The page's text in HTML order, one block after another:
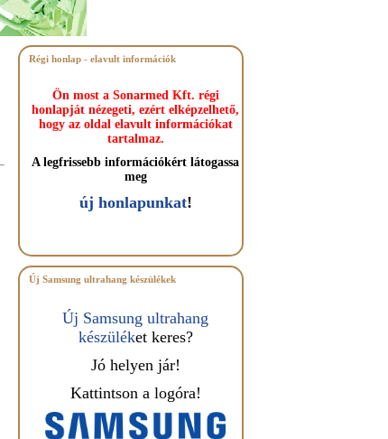
Régi honlap - elavult információk
Ön most a Sonarmed Kft. régi
honlapját nézegeti, ezért elképzelhető,
hogy az oldal elavult információkat
tartalmaz.
A legfrissebb információkért látogassa
meg
új honlapunkat!
Új Samsung ultrahang készülékek
Új Samsung ultrahang
készüléket keres?
Jó helyen jár!
Kattintson a logóra!